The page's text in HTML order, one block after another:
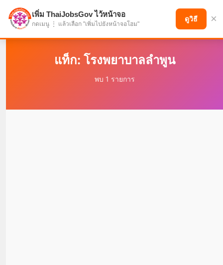
แบ่งปันโอกาส เพื่ออนาคตที่ก้าวหน้า
แท็ก: โรงพยาบาลลำพูน
พบ 1 รายการ
เพิ่ม ThaiJobsGov ไว้หน้าจอ
กดเมนู ⋮ แล้วเลือก "เพิ่มไปยังหน้าจอโฮม"
ดูวิธี ×